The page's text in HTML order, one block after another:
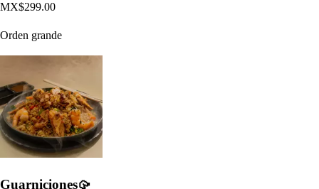
MX$299.00
Orden grande
Guarniciones🥠